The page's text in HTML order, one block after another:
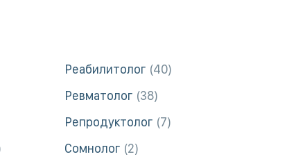
Реабилитолог 40
Ревматолог 38
Репродуктолог 7
Сомнолог 2